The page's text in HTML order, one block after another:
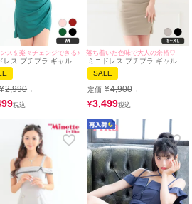
スを楽々チェンジできる♪
レス プチプラ ギャル タ
フショル セクシー シア
ス 低身長 谷間 背中魅
ショルダー袖 位置自由
風 キャバドレス (あおぽ
/Mサイズ対応) |
マイミネット
¥2,990→
落ち着いた色味で大人の余裕♡
ミニドレス プチプラ ギャル オ
フショル セクシー ラウンジ 低
身長 谷間 背中魅せ リボン ワ
ンカラー ベージュ キャバドレ
ス (あいみん着用/S~XLサイズ
対応) | myMinette/マイミネッ
ト
SALE
定価 ¥4,900→
¥3,499